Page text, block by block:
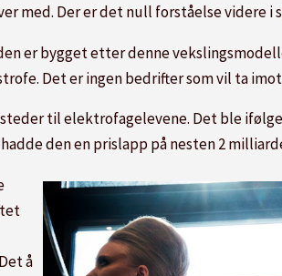
med. Der er det null forståelse videre i
er bygget etter denne
Det er ingen bedrifter som vil ta
til elektrofagelevene. Det ble
den en prislapp på nesten 2
å